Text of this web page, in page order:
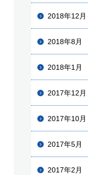
2018年12月
2018年8月
2018年1月
2017年12月
2017年10月
2017年5月
2017年2月